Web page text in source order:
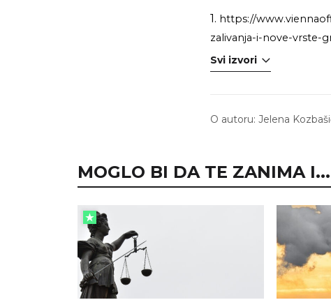
1. https://
zalivanja-i-nove-vrste-
Svi izvori
O autoru: Jelena
MOGLO BI DA TE ZANIMA I...